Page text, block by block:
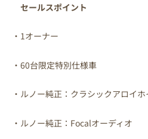
セールスポイント
・1オーナー
・60台限定特別仕様車
・ルノー純正：クラシックアロイホ
・ルノー純正：Focalオーディオ